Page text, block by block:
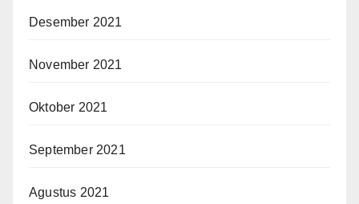
Desember 2021
November 2021
Oktober 2021
September 2021
Agustus 2021